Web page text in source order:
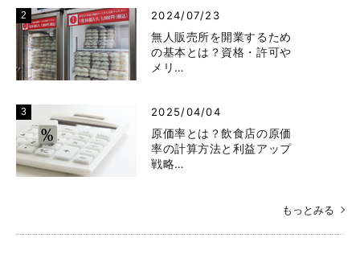
2024/07/23
無人販売所を開業するため
の基本とは？資格・許可や
メリ…
2025/04/04
原価率とは？飲食店の原価
率の計算方法と利益アップ
戦略…
もっとみる